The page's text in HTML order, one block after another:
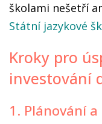
školami nešetří
Státní jazykové
Kroky pro
investování
1. Plánování